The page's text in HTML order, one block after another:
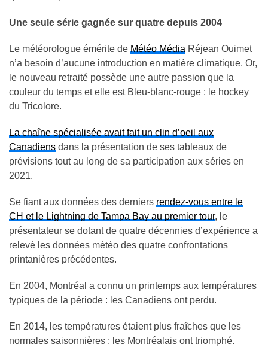
Une seule série gagnée sur quatre depuis 2004
Le météorologue émérite de Météo Média Réjean Ouimet
n’a besoin d’aucune introduction en matière climatique. Or,
le nouveau retraité possède une autre passion que la
couleur du temps et elle est Bleu-blanc-rouge : le hockey
du Tricolore.
La chaîne spécialisée avait fait un clin d’oeil aux
Canadiens dans la présentation de ses tableaux de
prévisions tout au long de sa participation aux séries en
2021.
Se fiant aux données des derniers rendez-vous entre le
CH et le Lightning de Tampa Bay au premier tour, le
présentateur se dotant de quatre décennies d’expérience a
relevé les données météo des quatre confrontations
printanières précédentes.
En 2004, Montréal a connu un printemps aux températures
typiques de la période : les Canadiens ont perdu.
En 2014, les températures étaient plus fraîches que les
normales saisonnières : les Montréalais ont triomphé.